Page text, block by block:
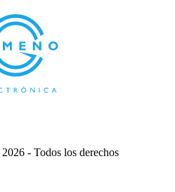
- Todos los derechos